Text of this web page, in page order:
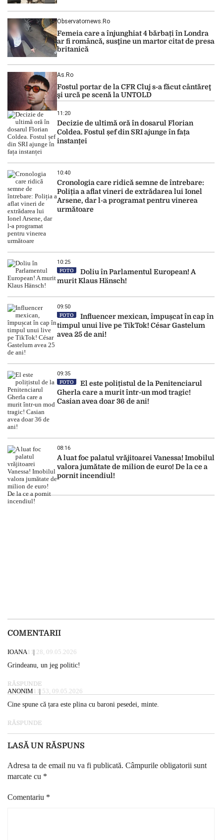
Observatornews.ro
Femeia care a înjunghiat 4 bărbați în Londra
ar fi româncă, susţine un martor citat de presa
britanică
As.ro
Fostul portar de la CFR Cluj s-a făcut cântăreţ
şi urcă pe scenă la UNTOLD
11:20
Decizie de ultimă oră în dosarul Florian
Coldea. Fostul șef din SRI ajunge în fața
instanței
10:40
Cronologia care ridică semne de întrebare:
Poliția a aflat vineri de extrădarea lui Ionel
Arsene, dar l-a programat pentru vinerea
următoare
10:25
FOTO
Doliu în Parlamentul European! A
murit Klaus Hänsch!
09:50
FOTO
Influencer mexican, împușcat în cap în
timpul unui live pe TikTok! César Gastelum
avea 25 de ani!
09:35
FOTO
El este polițistul de la Penitenciarul
Gherla care a murit într-un mod tragic!
Casian avea doar 36 de ani!
08:16
A luat foc palatul vrăjitoarei Vanessa! Imobilul
valora jumătate de milion de euro! De la ce a
pornit incendiul!
COMENTARII
IOANA11:28, 09.05.2026
Grindeanu, un jeg politic!
RĂSPUNDE
ANONIM 11:53, 09.05.2026
Cine spune că țara este plina cu baroni pesedei, minte.
RĂSPUNDE
LASĂ UN RĂSPUNS
Adresa ta de email nu va fi publicată. Câmpurile obligatorii sunt
marcate cu *
Comentariu *